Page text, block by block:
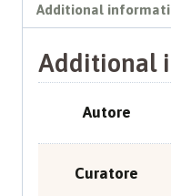
Additional
Additional
Autore
Curatore